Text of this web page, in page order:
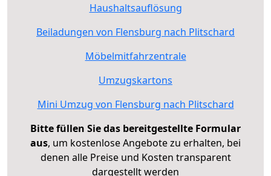
Haushaltsauflösung
Beiladungen von Flensburg nach Plitschard
Möbelmitfahrzentrale
Umzugskartons
Mini Umzug von Flensburg nach Plitschard
Bitte füllen Sie das bereitgestellte Formular
aus, um kostenlose Angebote zu erhalten, bei
denen alle Preise und Kosten transparent
dargestellt werden